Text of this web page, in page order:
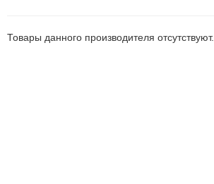
Товары данного производителя отсутствуют.